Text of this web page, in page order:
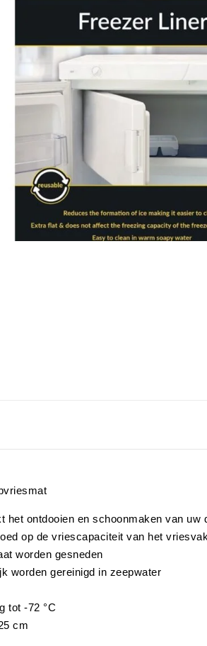
het ontdooien en schoonmaken van uw
op de vriescapaciteit van het vriesvak
worden gesneden
worden gereinigd in zeepwater
tot -72 °C
cm